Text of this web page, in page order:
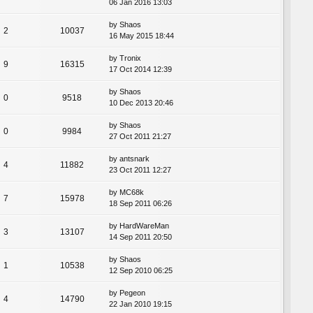
06 Jan 2016 13:03
2 10037
by Shaos
16 May 2015 18:44
9 16315
by Tronix
17 Oct 2014 12:39
0 9518
by Shaos
10 Dec 2013 20:46
0 9984
by Shaos
27 Oct 2011 21:27
4 11882
by antsnark
23 Oct 2011 12:27
7 15978
by MC68k
18 Sep 2011 06:26
3 13107
by HardWareMan
14 Sep 2011 20:50
1 10538
by Shaos
12 Sep 2010 06:25
4 14790
by Pegeon
22 Jan 2010 19:15